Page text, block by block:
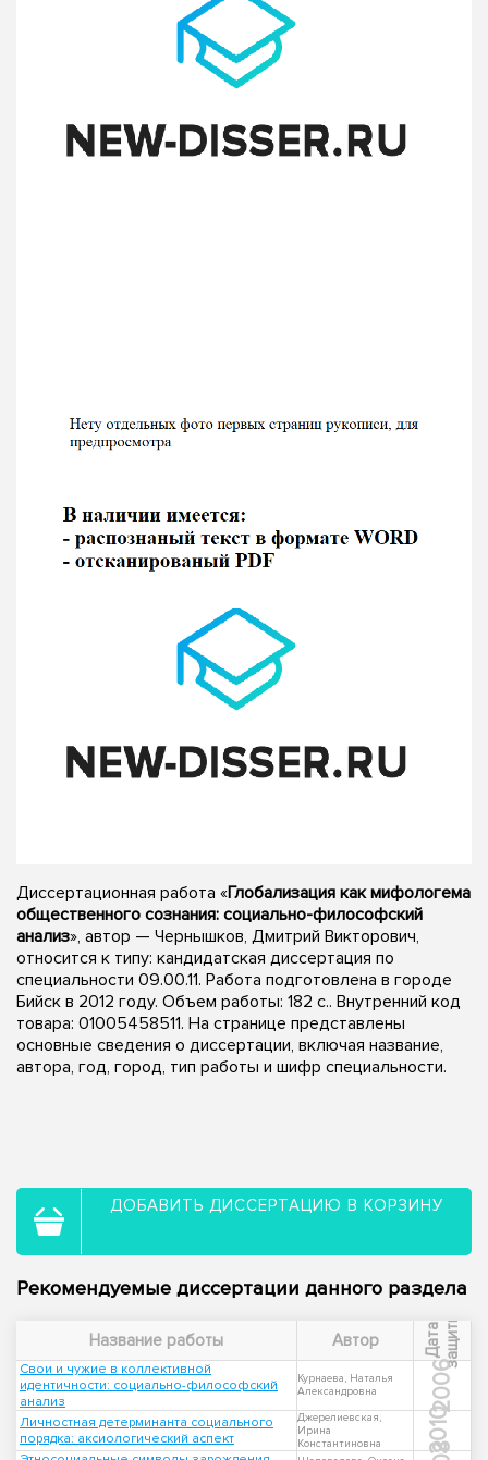
Диссертационная работа «Глобализация как мифологема
общественного сознания: социально-философский
анализ», автор — Чернышков, Дмитрий Викторович,
относится к типу: кандидатская диссертация по
специальности 09.00.11. Работа подготовлена в городе
Бийск в 2012 году. Объем работы: 182 с.. Внутренний код
товара: 01005458511. На странице представлены
основные сведения о диссертации, включая название,
автора, год, город, тип работы и шифр специальности.
ДОБАВИТЬ ДИССЕРТАЦИЮ В КОРЗИНУ
Рекомендуемые диссертации данного раздела
Название работы Автор Д
а
т
а
з
а
щ
и
т ы
Свои и чужие в коллективной
идентичности: социально-философский
анализ
Курнаева, Наталья
Александровна
2006
Личностная детерминанта социального
порядка: аксиологический аспект
Джерелиевская,
Ирина
Константиновна
2010